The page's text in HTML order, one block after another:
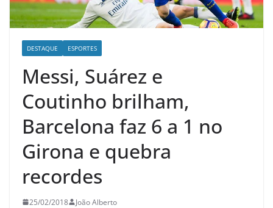
DESTAQUE ESPORTES
Messi, Suárez e
Coutinho brilham,
Barcelona faz 6 a 1 no
Girona e quebra
recordes
25/02/2018 João Alberto